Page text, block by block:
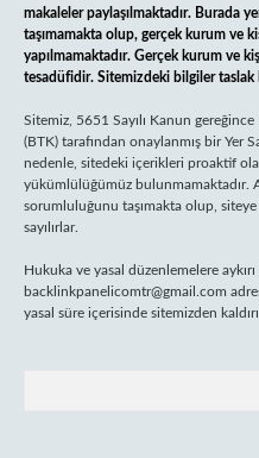
makaleler paylaşılmaktadır. Burada
taşımamakta olup, gerçek kurum ve
yapılmamaktadır. Gerçek kurum ve
tesadüfidir. Sitemizdeki bilgiler taslak
Sitemiz, 5651 Sayılı Kanun
(BTK) tarafından onaylanmış bir Yer
nedenle, sitedeki içerikleri proaktif
yükümlülüğümüz bulunmamaktadır.
sorumluluğunu taşımakta olup,
sayılırlar.
Hukuka ve yasal düzenlemelere
backlinkpanelicomtr@gmail.com
yasal süre içerisinde sitemizden